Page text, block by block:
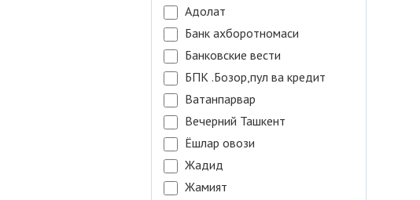
Адолат
Банк ахборотномаси
Банковские вести
БПК .Бозор,пул ва кредит
Ватанпарвар
Вечерний Ташкент
Ёшлар овози
Жадид
Жамият